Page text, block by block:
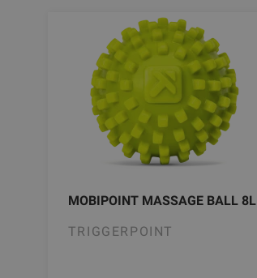
MOBIPOINT MASSAGE BALL 8L
TRIGGERPOINT